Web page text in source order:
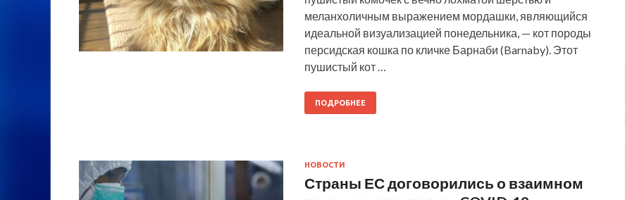
меланхоличным выражением мордашки, являющийся
идеальной визуализацией понедельника, — кот породы
персидская кошка по кличке Барнаби (Barnaby). Этот
пушистый кот …
ПОДРОБНЕЕ
НОВОСТИ
Страны ЕС договорились о взаимном